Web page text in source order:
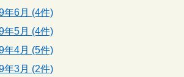
年6月 (4件)
年5月 (4件)
年4月 (5件)
年3月 (2件)